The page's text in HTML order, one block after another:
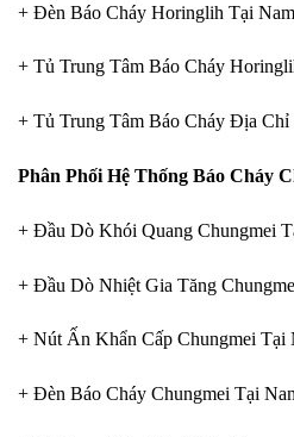
+ Đèn Báo Cháy Horinglih Tại
+ Tủ Trung Tâm Báo Cháy
+ Tủ Trung Tâm Báo Cháy Địa
Phân Phối Hệ Thống Báo Cháy
+ Đầu Dò Khói Quang Chungmei
+ Đầu Dò Nhiệt Gia Tăng
+ Nút Ấn Khẩn Cấp Chungmei Tại
+ Đèn Báo Cháy Chungmei Tại